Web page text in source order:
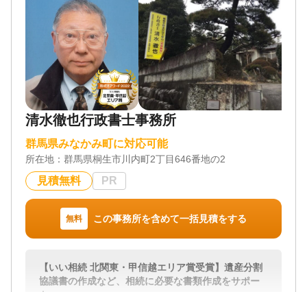
続き / 銀行手続き / 戸籍収集 / 相続人調査
対応体制
電話相談可 / 訪問可 / 土日相談可 / 初回相談無料 / 18
時以降相談可 / オンライン面談可 / 事務所面談可
対応地域
群馬県・埼玉県北部・栃木県西部
対応業務
遺言書 / 遺産分割 / 生前贈与 / 相続財産調査 / 家族信
託 / 相続手続き / 銀行手続き / 戸籍収集 / 相続人調査
対応体制
電話相談可 / 訪問可 / 土日相談可 / 初回相談無料 / 18
時以降相談可 / オンライン面談可 / 事務所面談可
清水徹也行政書士事務所
群馬県みなかみ町に対応可能
所在地： 群馬県桐生市川内町2丁目646番地の2
見積無料 PR
無料 この事務所を含めて一括見積をする
【いい相続 北関東・甲信越エリア賞受賞】遺産分割
協議書の作成など、相続に必要な書類作成をサポー